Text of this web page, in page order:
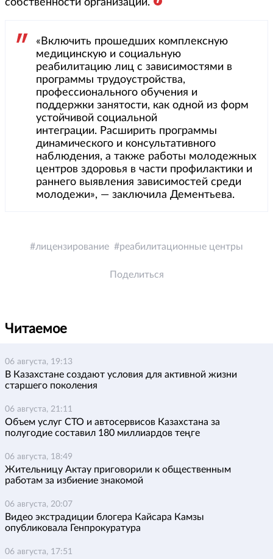
собственности организаций.
«Включить прошедших комплексную
медицинскую и социальную
реабилитацию лиц с зависимостями в
программы трудоустройства,
профессионального обучения и
поддержки занятости, как одной из форм
устойчивой социальной
интеграции. Расширить программы
динамического и консультативного
наблюдения, а также работы молодежных
центров здоровья в части профилактики и
раннего выявления зависимостей среди
молодежи», — заключила Дементьева.
лицензирование реабилитационные центры
Поделиться
Читаемое
06 августа, 19:13
В Казахстане создают условия для активной жизни
старшего поколения
06 августа, 21:11
Объем услуг СТО и автосервисов Казахстана за
полугодие составил 180 миллиардов теңге
06 августа, 18:49
Жительницу Актау приговорили к общественным
работам за избиение знакомой
06 августа, 20:07
Видео экстрадиции блогера Кайсара Камзы
опубликовала Генпрокуратура
06 августа, 17:51